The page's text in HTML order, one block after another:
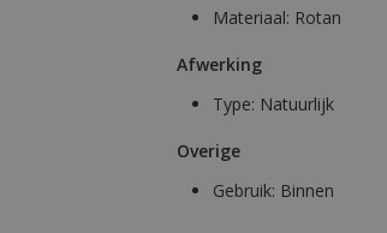
Materiaal: Rotan
Afwerking
Type: Natuurlijk
Overige
Gebruik: Binnen